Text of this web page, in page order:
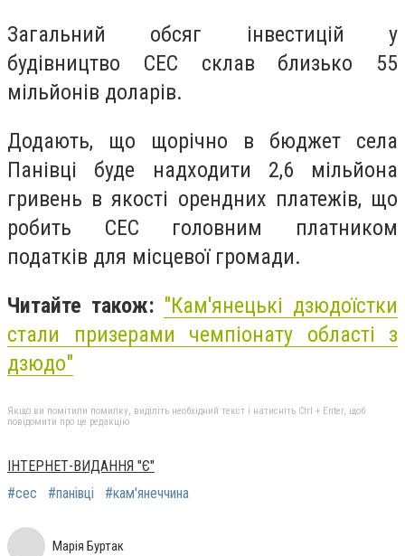
Загальний обсяг інвестицій у
будівництво СЕС склав близько 55
мільйонів доларів.
Додають, що щорічно в бюджет села
Панівці буде надходити 2,6 мільйона
гривень в якості орендних платежів, що
робить СЕС головним платником
податків для місцевої громади.
Читайте також: "Кам'янецькі дзюдоїстки
стали призерами чемпіонату області з
дзюдо"
Якщо ви помітили помилку, виділіть необхідний текст і натисніть Ctrl + Enter, щоб
повідомити про це редакцію
ІНТЕРНЕТ-ВИДАННЯ "Є"
#сес
#панівці #кам'янеччина
Марія Буртак